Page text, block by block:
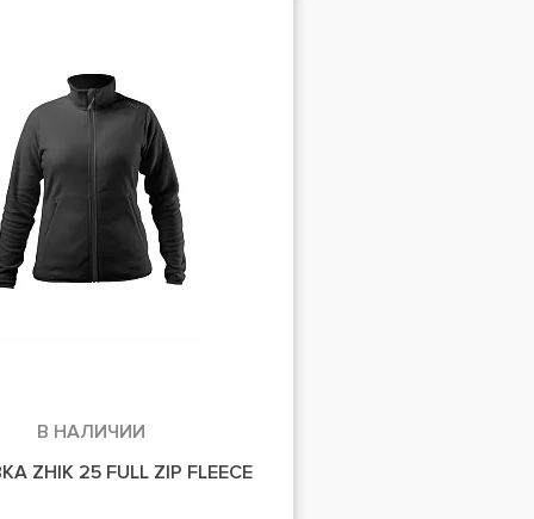
В НАЛИЧИИ
ZHIK 25 FULL ZIP FLEECE